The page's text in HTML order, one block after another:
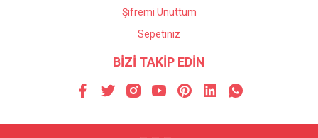
Şifremi Unuttum
Sepetiniz
BİZİ TAKİP EDİN